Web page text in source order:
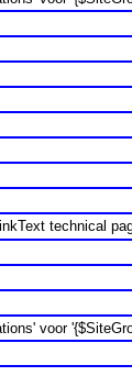
technical
voor